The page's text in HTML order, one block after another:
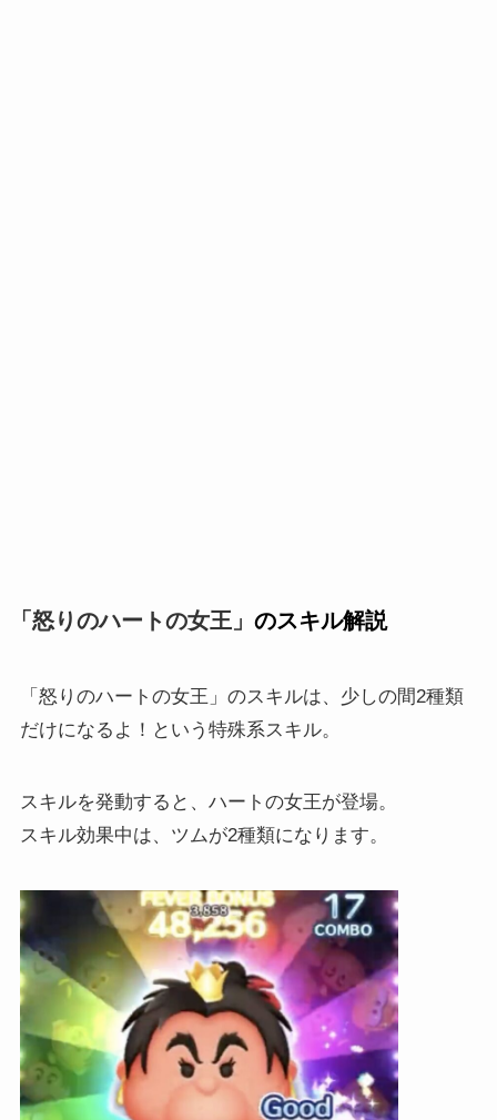
「怒りのハートの女王」 のスキル解説
「怒りのハートの女王」のスキルは、少しの間2種類
だけになるよ！という特殊系スキル。
スキルを発動すると、ハートの女王が登場。
スキル効果中は、ツムが2種類になります。